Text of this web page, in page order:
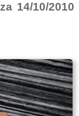
14/10/2010